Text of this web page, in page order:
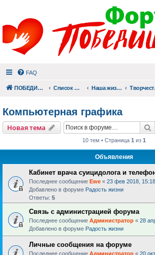
FAQ
ПОБЕДИШЬ.РУ Список форумов Наша жизнь (не всё же о суициде!)
Компьютерная графика
Новая тема
10 тем • Страница 1 из 1
Объявления
Кабинет врача суицидолога и
Последнее сообщение Ewe « 23 фев 2018, 15:18
Добавлено в форуме Радость жизни
Ответы: 5
Связь с администрацией форума
Последнее сообщение Администратор « 28
Добавлено в форуме Радость жизни
Личные сообщения на форуме
Последнее сообщение Администратор « 20